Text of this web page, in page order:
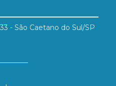
- São Caetano do Sul/SP